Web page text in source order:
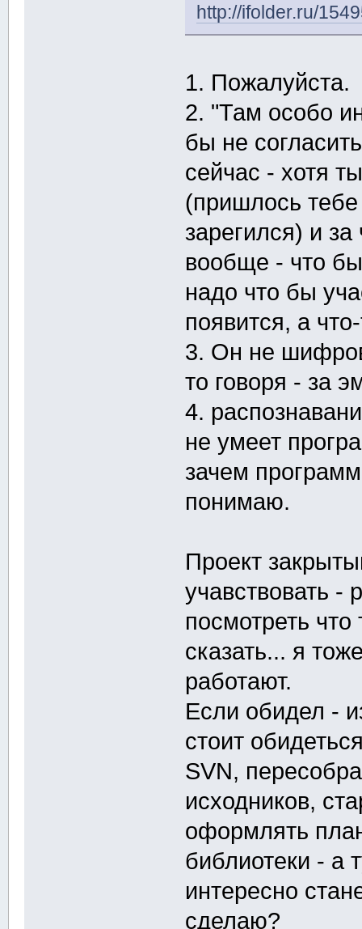
http://ifolder.ru/
1. Пожалуйста.
2. "Там особо
бы не
сейчас - хотя
(пришлось
зарегился) и
вообще - что
надо что бы
появится, а
3. Он не
то говоря - за
4.
не умеет
зачем
понимаю.
Проект
учавствовать -
посмотреть что
сказать... я
работают.
Если обидел -
стоит
SVN,
исходников,
оформлять
библиотеки - а
интересно
сделаю?